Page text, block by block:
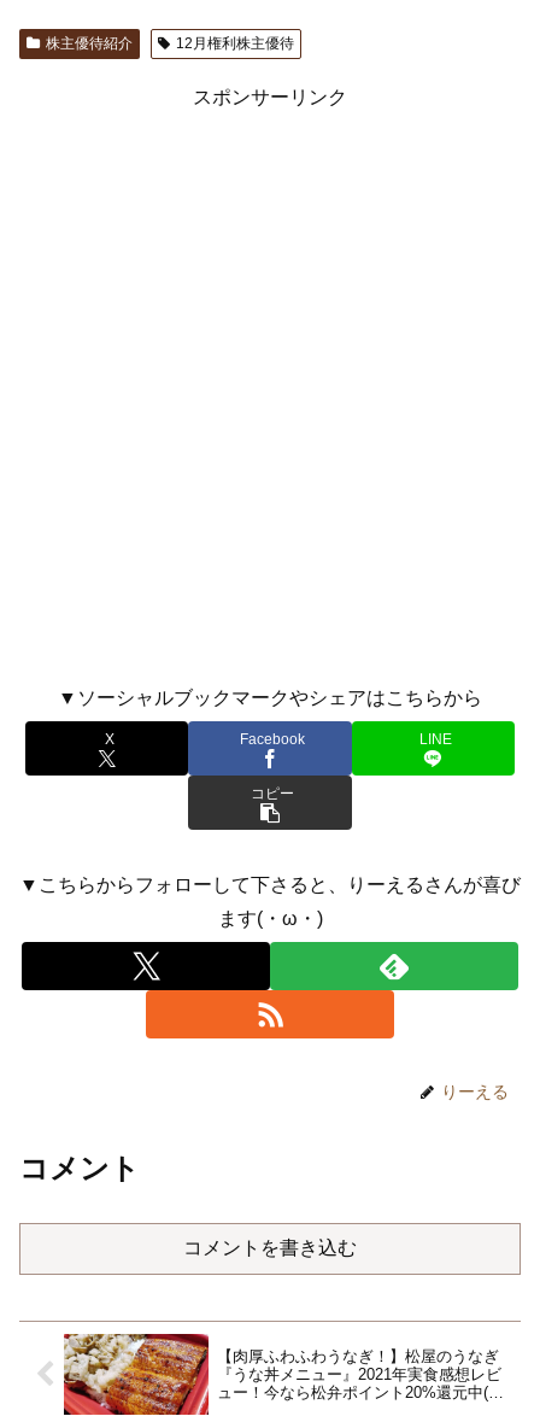
株主優待紹介 12月権利株主優待
スポンサーリンク
▼ソーシャルブックマークやシェアはこちらから
X Facebook LINE
コピー
▼こちらからフォローして下さると、りーえるさんが喜び
ます(・ω・)
りーえる
コメント
コメントを書き込む
【肉厚ふわふわうなぎ！】松屋のうなぎ
『うな丼メニュー』2021年実食感想レビ
ュー！今なら松弁ポイント20%還元中(8